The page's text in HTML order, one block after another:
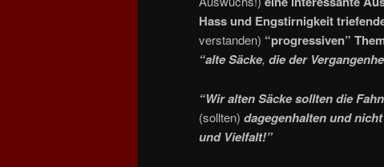
Hass und Engstirnigkeit
verstanden) “progressiven”
“alte Säcke, die der
“Wir alten Säcke sollten die
(sollten) dagegenhalten und
und Vielfalt!”